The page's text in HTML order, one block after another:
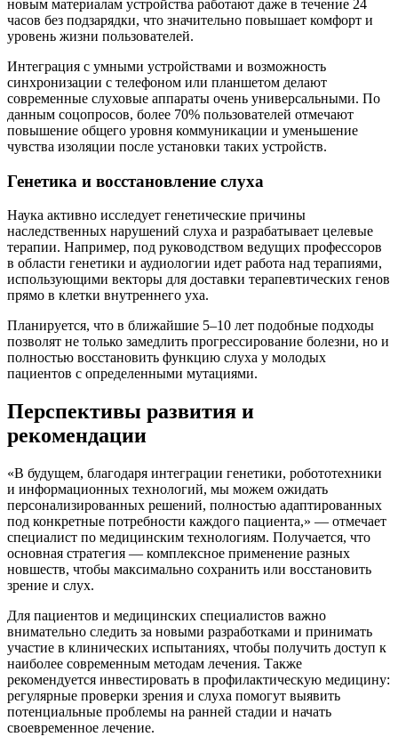
новым материалам устройства работают даже в течение 24
часов без подзарядки, что значительно повышает комфорт и
уровень жизни пользователей.
Интеграция с умными устройствами и возможность
синхронизации с телефоном или планшетом делают
современные слуховые аппараты очень универсальными. По
данным соцопросов, более 70% пользователей отмечают
повышение общего уровня коммуникации и уменьшение
чувства изоляции после установки таких устройств.
Генетика и восстановление слуха
Наука активно исследует генетические причины
наследственных нарушений слуха и разрабатывает целевые
терапии. Например, под руководством ведущих профессоров
в области генетики и аудиологии идет работа над терапиями,
использующими векторы для доставки терапевтических генов
прямо в клетки внутреннего уха.
Планируется, что в ближайшие 5–10 лет подобные подходы
позволят не только замедлить прогрессирование болезни, но и
полностью восстановить функцию слуха у молодых
пациентов с определенными мутациями.
Перспективы развития и
рекомендации
«В будущем, благодаря интеграции генетики, робототехники
и информационных технологий, мы можем ожидать
персонализированных решений, полностью адаптированных
под конкретные потребности каждого пациента,» — отмечает
специалист по медицинским технологиям. Получается, что
основная стратегия — комплексное применение разных
новшеств, чтобы максимально сохранить или восстановить
зрение и слух.
Для пациентов и медицинских специалистов важно
внимательно следить за новыми разработками и принимать
участие в клинических испытаниях, чтобы получить доступ к
наиболее современным методам лечения. Также
рекомендуется инвестировать в профилактическую медицину:
регулярные проверки зрения и слуха помогут выявить
потенциальные проблемы на ранней стадии и начать
своевременное лечение.